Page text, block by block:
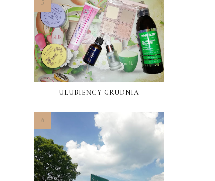
ULUBIEŃCY GRUDNIA